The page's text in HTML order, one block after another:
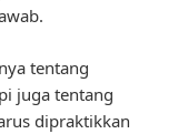
tentang
juga tentang
dipraktikkan